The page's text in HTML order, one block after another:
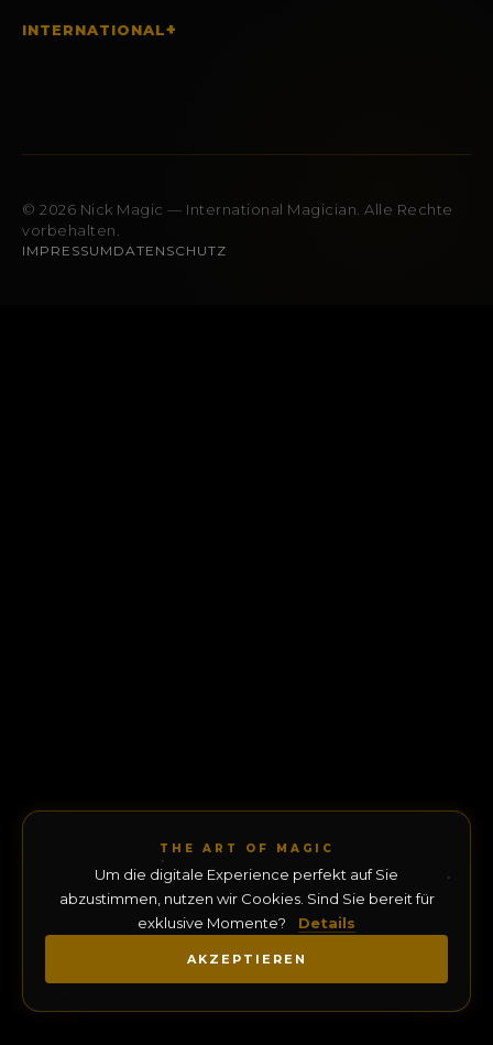
INTERNATIONAL+
© 2026 Nick Magic — International Magician. Alle Rechte
vorbehalten.
IMPRESSUM DATENSCHUTZ
THE ART OF MAGIC
Um die digitale Experience perfekt auf Sie
abzustimmen, nutzen wir Cookies. Sind Sie bereit für
exklusive Momente?
Details
AKZEPTIEREN